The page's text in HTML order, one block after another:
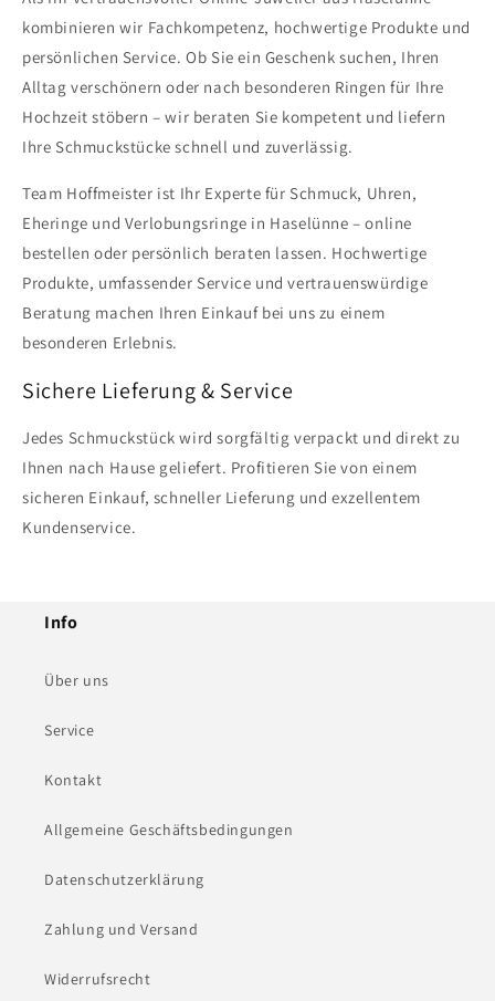
kombinieren wir Fachkompetenz, hochwertige Produkte und
persönlichen Service. Ob Sie ein Geschenk suchen, Ihren
Alltag verschönern oder nach besonderen Ringen für Ihre
Hochzeit stöbern – wir beraten Sie kompetent und liefern
Ihre Schmuckstücke schnell und zuverlässig.
Team Hoffmeister ist Ihr Experte für Schmuck, Uhren,
Eheringe und Verlobungsringe in Haselünne – online
bestellen oder persönlich beraten lassen. Hochwertige
Produkte, umfassender Service und vertrauenswürdige
Beratung machen Ihren Einkauf bei uns zu einem
besonderen Erlebnis.
Sichere Lieferung & Service
Jedes Schmuckstück wird sorgfältig verpackt und direkt zu
Ihnen nach Hause geliefert. Profitieren Sie von einem
sicheren Einkauf, schneller Lieferung und exzellentem
Kundenservice.
Info
Über uns
Service
Kontakt
Allgemeine Geschäftsbedingungen
Datenschutzerklärung
Zahlung und Versand
Widerrufsrecht